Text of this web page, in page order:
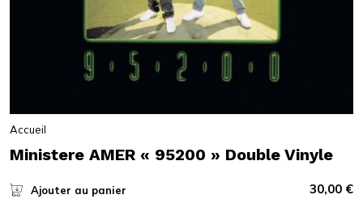
Accueil
Ministere AMER « 95200 » Double Vinyle
Ajouter au panier 30,00 €